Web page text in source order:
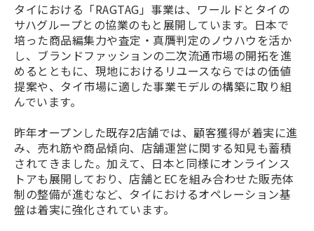
タイにおける「RAGTAG」事業は、ワールドとタイの
サハグループとの協業のもと展開しています。日本で
培った商品編集力や査定・真贋判定のノウハウを活か
し、ブランドファッションの二次流通市場の開拓を進
めるとともに、現地におけるリユースならではの価値
提案や、タイ市場に適した事業モデルの構築に取り組
んでいます。
昨年オープンした既存2店舗では、顧客獲得が着実に進
み、売れ筋や商品傾向、店舗運営に関する知見も蓄積
されてきました。加えて、日本と同様にオンラインス
トアも展開しており、店舗とECを組み合わせた販売体
制の整備が進むなど、タイにおけるオペレーション基
盤は着実に強化されています。